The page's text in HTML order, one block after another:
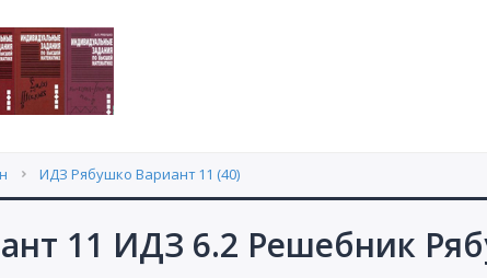
ИДЗ Рябушко Вариант 11 (40)
11 ИДЗ 6.2 Решебник